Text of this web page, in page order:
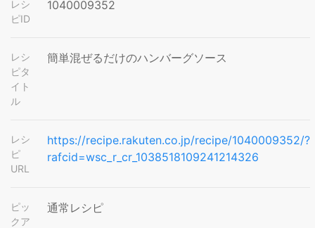
レシ
ピID
1040009352
レシ
ピタ
イト
ル
簡単混ぜるだけのハンバーグソース
レシ
ピ
URL
https://recipe.rakuten.co.jp/recipe/1040009352/?
rafcid=wsc_r_cr_1038518109241214326
ピッ
クア
通常レシピ